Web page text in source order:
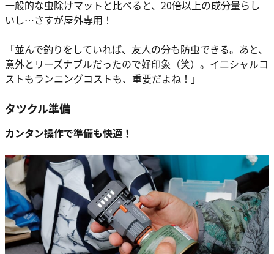
一般的な虫除けマットと比べると、20倍以上の成分量らし
いし…さすが屋外専用！
「並んで釣りをしていれば、友人の分も防虫できる。あと、
意外とリーズナブルだったので好印象（笑）。イニシャルコ
ストもランニングコストも、重要だよね！」
タツクル準備
カンタン操作で準備も快適！